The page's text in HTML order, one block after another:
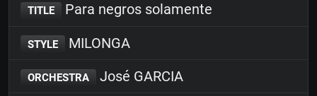
TITLE Para negros solamente
STYLE MILONGA
ORCHESTRA José GARCIA